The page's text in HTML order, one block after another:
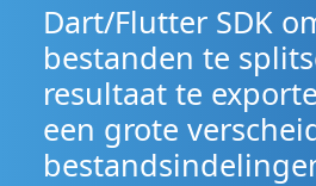
Dart/Flutter SDK
bestanden te
resultaat te
een grote